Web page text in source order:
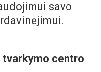
savo
centro